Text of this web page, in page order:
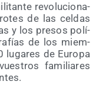
revo­lu­cio­na­
de las cel­das
y los pre­sos polí­
de los miem­
luga­res de Euro­pa
fami­lia­res